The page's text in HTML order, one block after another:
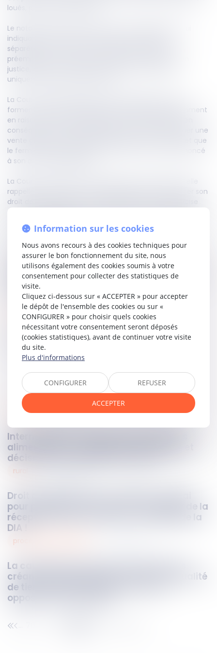
loués, par une vente unique.
Le notaire notifie au fermier cette vente globale en lui
indiquant que les biens ne peuvent être vendus
séparément. Le fermier n’exerce pas son droit de
préemption puis conteste la validité de l’opération en
justice, estimant qu’il aurait dû pouvoir préempter
uniquement les parcelles louées.
La Cour d’appel considère que les parcelles vendues
forment un ensemble économique indivisible, notamment
en raison de leur aménagement commun. Elle juge en
conséquence que les propriétaires pouvaient proposer une
vente globale incluant des biens loués et non loués, et que
le fermier avait valablement été informé et avait renoncé
à son droit de préemption.
La Cour de cassation ne partage pas cette analyse : elle
rappelle que le fermier doit en principe pouvoir exercer son
droit de préemption sur les seuls biens loués. Elle précise
du fonds, laquelle suppose que les biens appartiennent à
un même propriétaire.
Or, les parcelles appartenaient ici à des propriétaires
distincts. En jugeant néanmoins qu’il existait un ensemble
indivisible, la Cour d’appel a violé la loi. L’arrêt est donc
cassé, l’affaire et les parties sont renvoyés devant la Cour
d’appel de Montpellier.
Lire la décision…
Partager sur
Intermédiation financière des pensions
alimentaires : caractère automatique et
décision insusceptible de recours
23 avr. 2026
famille
Droit de préemption de la SAFER : le délai
pour préempter ne court qu'à compter de la
réception de la notification complète de la
DIA !
rural
La caution peut contourner un état des
créances incomplet et conserver sa qualité
de tiers intéressé malgré une tierce
opposition irrecevable !
procédures collectives
Information sur les cookies
Nous avons recours à des cookies techniques pour
assurer le bon fonctionnement du site, nous
utilisons également des cookies soumis à votre
consentement pour collecter des statistiques de
visite.
Cliquez ci-dessous sur « ACCEPTER » pour accepter
le dépôt de l'ensemble des cookies ou sur «
CONFIGURER » pour choisir quels cookies
nécessitant votre consentement seront déposés
(cookies statistiques), avant de continuer votre visite
du site.
Plus d'informations
CONFIGURER REFUSER
ACCEPTER